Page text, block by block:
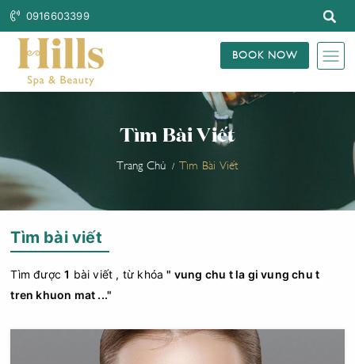
0916603399
BOOK NOW
Tìm Bài Viết
Trang Chủ Tìm Bài Viết
Tìm bài viết
Tìm được1 bài viết , từ khóa" vung chu t la gi vung chu t
tren khuon mat ..."